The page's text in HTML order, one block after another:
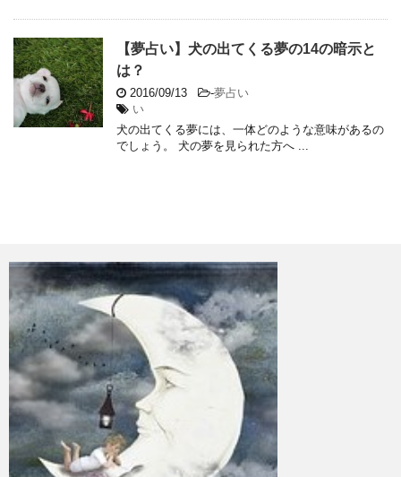
【夢占い】犬の出てくる夢の14の暗示と
は？
2016/09/13 -夢占い
い
犬の出てくる夢には、一体どのような意味があるの
でしょう。 犬の夢を見られた方へ ...